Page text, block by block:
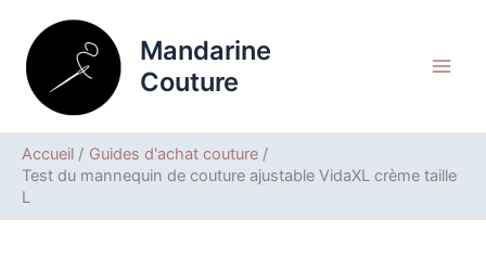
contenu
Mandarine
Couture
Accueil
Guides d'achat couture
Test du mannequin de couture ajustable VidaXL crème taille
L